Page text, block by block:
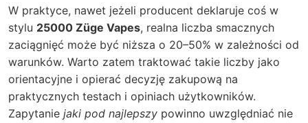
W praktyce, nawet jeżeli producent deklaruje coś w
stylu 25000 Züge Vapes, realna liczba smacznych
zaciągnięć może być niższa o 20–50% w zależności od
warunków. Warto zatem traktować takie liczby jako
orientacyjne i opierać decyzję zakupową na
praktycznych testach i opiniach użytkowników.
Zapytanie jaki pod najlepszy powinno uwzględniać nie